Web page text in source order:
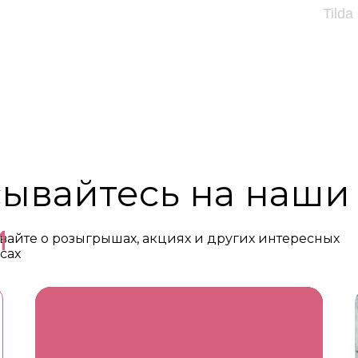
Tilda
о розыгрышах, акциях и других интересных
на наши